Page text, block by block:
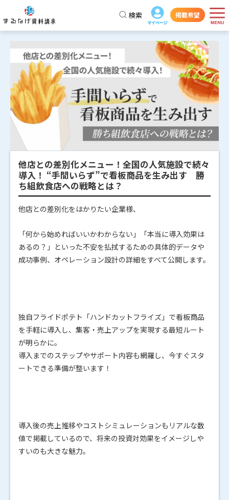
掲載希望
検索
他店との差別化メニュー！全国の人気施設で続々
導入！ “手間いらず”で看板商品を生み出す 勝
ち組飲食店への戦略とは？
他店との差別化をはかりたい企業様、
「何から始めればいいかわからない」「本当に導入効果は
あるの？」といった不安を払拭するための具体的データや
成功事例、オペレーション設計の詳細をすべて公開します。
独自フライドポテト「ハンドカットフライズ」で看板商品
を手軽に導入し、集客・売上アップを実現する最短ルート
が明らかに。
導入までのステップやサポート内容も網羅し、今すぐスタ
ートできる準備が整います！
導入後の売上推移やコストシミュレーションもリアルな数
値で掲載しているので、将来の投資対効果をイメージしや
すいのも大きな魅力。